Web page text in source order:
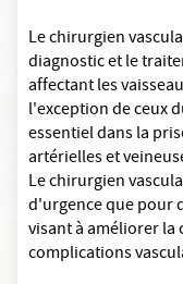
Le chirurgien
diagnostic et le
affectant les
l'exception de ceux
essentiel dans la
artérielles et
Le chirurgien
d'urgence que pour
visant à améliorer
complications